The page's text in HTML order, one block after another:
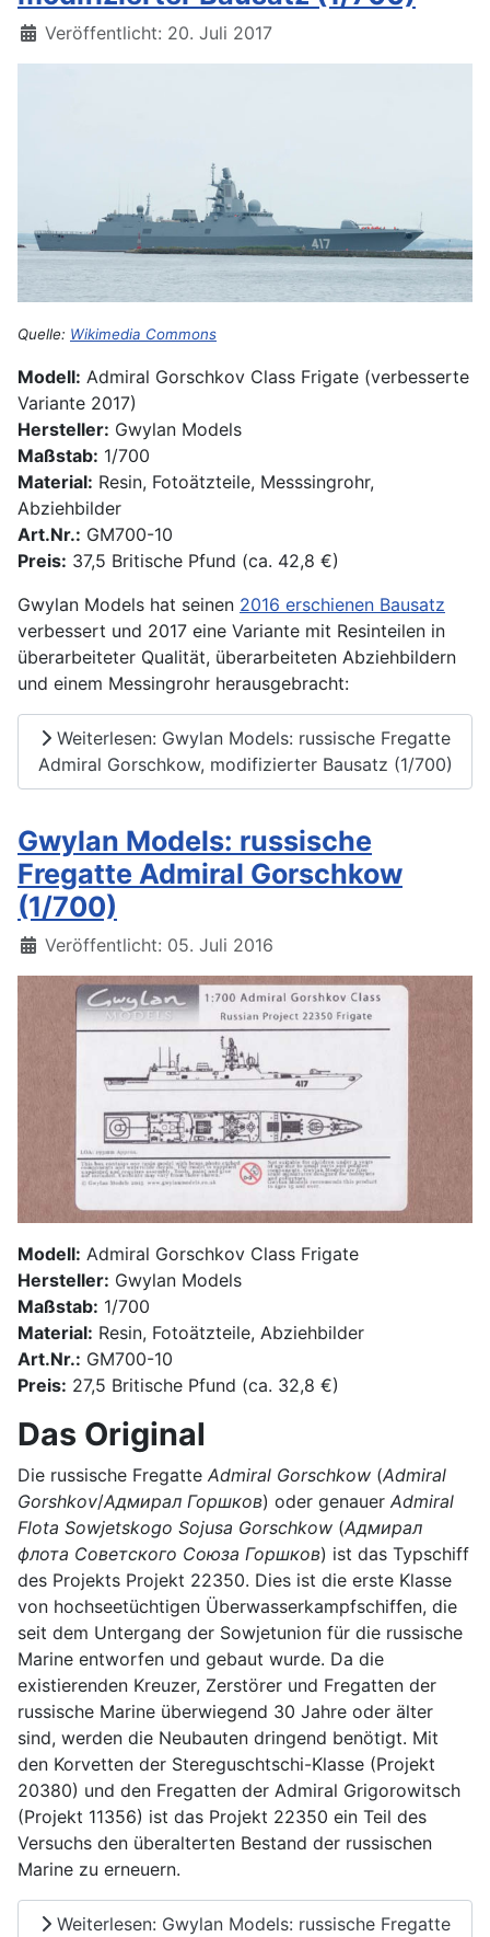
Details
Veröffentlicht: 20. Juli 2017
Quelle: Wikimedia Commons
Modell: Admiral Gorschkov Class Frigate (verbesserte
Variante 2017)
Hersteller: Gwylan Models
Maßstab: 1/700
Material: Resin, Fotoätzteile, Messsingrohr,
Abziehbilder
Art.Nr.: GM700-10
Preis: 37,5 Britische Pfund (ca. 42,8 €)
Gwylan Models hat seinen 2016 erschienen Bausatz
verbessert und 2017 eine Variante mit Resinteilen in
überarbeiteter Qualität, überarbeiteten Abziehbildern
und einem Messingrohr herausgebracht:
Weiterlesen: Gwylan Models: russische Fregatte
Admiral Gorschkow, modifizierter Bausatz (1/700)
Gwylan Models: russische
Fregatte Admiral Gorschkow
(1/700)
Details
Veröffentlicht: 05. Juli 2016
Modell: Admiral Gorschkov Class Frigate
Hersteller: Gwylan Models
Maßstab: 1/700
Material: Resin, Fotoätzteile, Abziehbilder
Art.Nr.: GM700-10
Preis: 27,5 Britische Pfund (ca. 32,8 €)
Das Original
Die russische Fregatte Admiral Gorschkow (Admiral
Gorshkov/Адмирал Горшков) oder genauer Admiral
Flota Sowjetskogo Sojusa Gorschkow (Адмирал
флота Советского Союза Горшков) ist das Typschiff
des Projekts Projekt 22350. Dies ist die erste Klasse
von hochseetüchtigen Überwasserkampfschiffen, die
seit dem Untergang der Sowjetunion für die russische
Marine entworfen und gebaut wurde. Da die
existierenden Kreuzer, Zerstörer und Fregatten der
russische Marine überwiegend 30 Jahre oder älter
sind, werden die Neubauten dringend benötigt. Mit
den Korvetten der Stereguschtschi-Klasse (Projekt
20380) und den Fregatten der Admiral Grigorowitsch
(Projekt 11356) ist das Projekt 22350 ein Teil des
Versuchs den überalterten Bestand der russischen
Marine zu erneuern.
Weiterlesen: Gwylan Models: russische Fregatte